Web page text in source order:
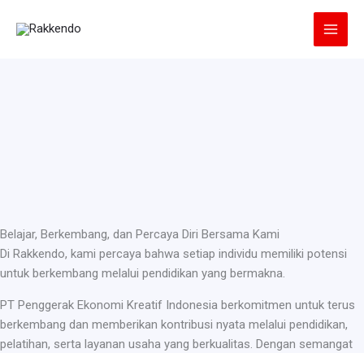
Belajar, Berkembang, dan Percaya Diri Bersama Kami
Di Rakkendo, kami percaya bahwa setiap individu memiliki potensi
untuk berkembang melalui pendidikan yang bermakna.
PT Penggerak Ekonomi Kreatif Indonesia berkomitmen untuk terus
berkembang dan memberikan kontribusi nyata melalui pendidikan,
pelatihan, serta layanan usaha yang berkualitas. Dengan semangat